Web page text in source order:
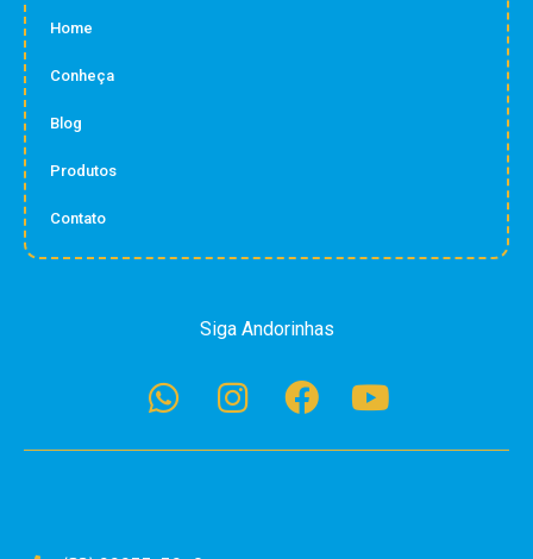
Home
Conheça
Blog
Produtos
Contato
Siga Andorinhas